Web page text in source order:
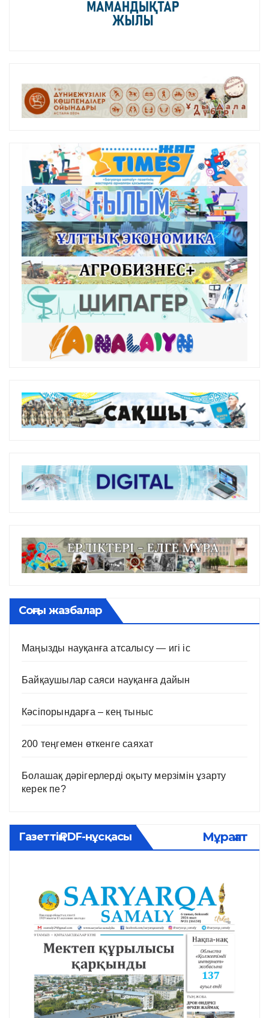
Соңғы жазбалар
Маңызды науқанға атсалысу — игі іс
Байқаушылар саяси науқанға дайын
Кәсіпорындарға – кең тыныс
200 теңгемен өткенге саяхат
Болашақ дәрігерлерді оқыту мерзімін ұзарту
керек пе?
Газеттің PDF-нұсқасы Мұрағат